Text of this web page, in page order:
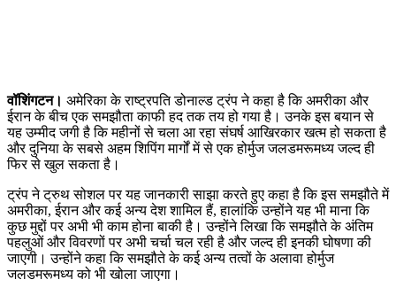
वॉशिंगटन। अमेरिका के राष्ट्रपति डोनाल्ड ट्रंप ने कहा है कि अमरीका और
ईरान के बीच एक समझौता काफी हद तक तय हो गया है। उनके इस बयान से
यह उम्मीद जगी है कि महीनों से चला आ रहा संघर्ष आखिरकार खत्म हो सकता है
और दुनिया के सबसे अहम शिपिंग मार्गों में से एक होर्मुज जलडमरूमध्य जल्द ही
फिर से खुल सकता है।
ट्रंप ने ट्रुथ सोशल पर यह जानकारी साझा करते हुए कहा है कि इस समझौते में
अमरीका, ईरान और कई अन्य देश शामिल हैं, हालांकि उन्होंने यह भी माना कि
कुछ मुद्दों पर अभी भी काम होना बाकी है। उन्होंने लिखा कि समझौते के अंतिम
पहलुओं और विवरणों पर अभी चर्चा चल रही है और जल्द ही इनकी घोषणा की
जाएगी। उन्होंने कहा कि समझौते के कई अन्य तत्वों के अलावा होर्मुज
जलडमरूमध्य को भी खोला जाएगा।